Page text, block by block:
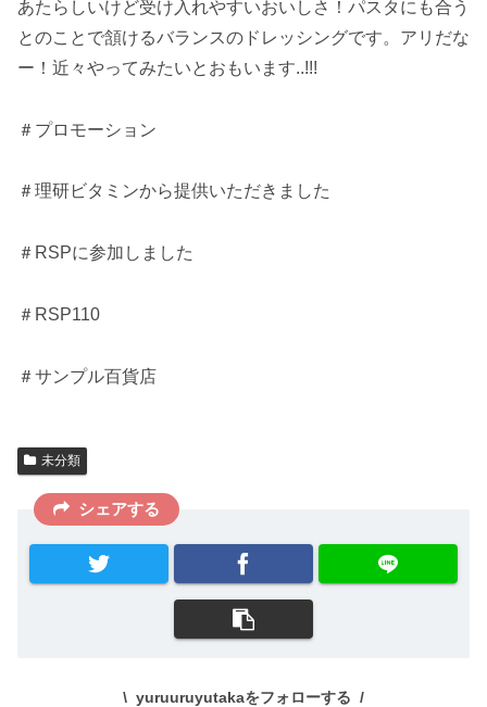
あたらしいけど受け入れやすいおいしさ！パスタにも合う
とのことで頷けるバランスのドレッシングです。アリだな
ー！近々やってみたいとおもいます..!!!
＃プロモーション
＃理研ビタミンから提供いただきました
＃RSPに参加しました
＃RSP110
＃サンプル百貨店
未分類
シェアする
yuruuruyutakaをフォローする